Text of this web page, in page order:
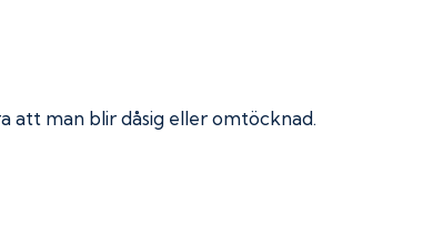
att man blir dåsig eller omtöcknad.